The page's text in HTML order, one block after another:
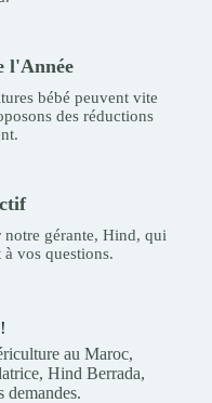
l'Année
bébé peuvent vite
des réductions
gérante, Hind, qui
vos questions.
au Maroc,
Hind Berrada,
demandes.